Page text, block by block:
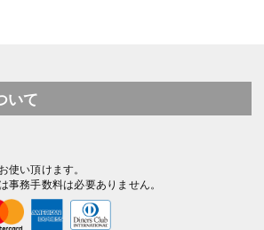
いて
使い頂けます。
事務手数料は必要ありません。